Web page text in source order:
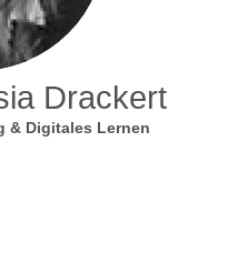
Drackert
& Digitales Lernen